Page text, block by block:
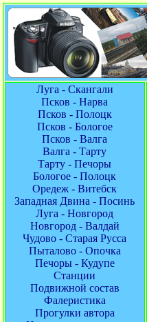
Луга - Скангали
Псков - Нарва
Псков - Полоцк
Псков - Бологое
Псков - Валга
Валга - Тарту
Тарту - Печоры
Бологое - Полоцк
Оредеж - Витебск
Западная Двина - Посинь
Луга - Новгород
Новгород - Валдай
Чудово - Старая Русса
Пыталово - Опочка
Печоры - Кудупе
Станции
Подвижной состав
Фалеристика
Прогулки автора